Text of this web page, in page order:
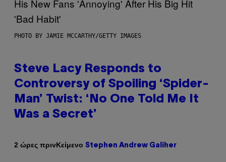
PHOTO BY JAMIE MCCARTHY/GETTY IMAGES
Steve Lacy Responds to
Controversy of Spoiling ‘Spider-
Man’ Twist: ‘No One Told Me It
Was a Secret’
2 ώρες πρινΚείμενο Stephen Andrew Galiher